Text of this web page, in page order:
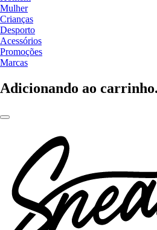
Mulher
Crianças
Desporto
Acessórios
Promoções
Marcas
Adicionando ao